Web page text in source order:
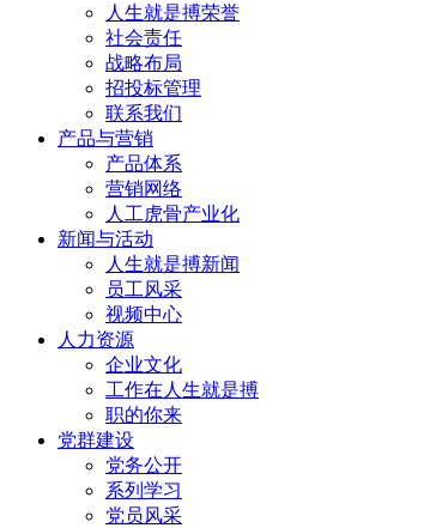
人生就是搏荣誉
社会责任
战略布局
招投标管理
联系我们
产品与营销
产品体系
营销网络
人工虎骨产业化
新闻与活动
人生就是搏新闻
员工风采
视频中心
人力资源
企业文化
工作在人生就是搏
职的你来
党群建设
党务公开
系列学习
党员风采